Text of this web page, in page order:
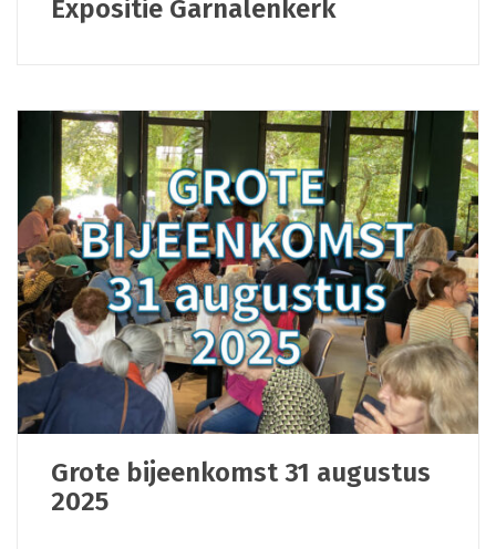
Expositie Garnalenkerk
Grote bijeenkomst 31 augustus
2025